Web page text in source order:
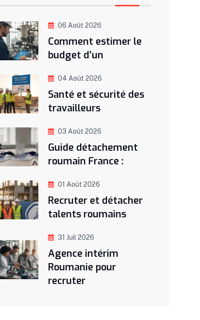
06 Août 2026
Comment estimer le
budget d’un
04 Août 2026
Santé et sécurité des
travailleurs
03 Août 2026
Guide détachement
roumain France :
01 Août 2026
Recruter et détacher
talents roumains
31 Juil 2026
Agence intérim
Roumanie pour
recruter